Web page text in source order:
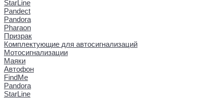
StarLine
Pandect
Pandora
Pharaon
Призрак
Комплектующие для автосигнализаций
Мотосигнализации
Маяки
Автофон
FindMe
Pandora
StarLine